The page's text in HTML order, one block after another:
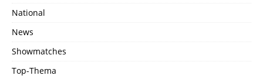
National
News
Showmatches
Top-Thema